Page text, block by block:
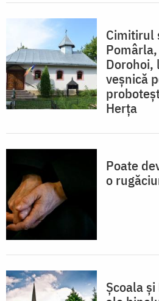
Cimitirul
Dorohoi,
veșnică
Herța
Poate
o
Școala